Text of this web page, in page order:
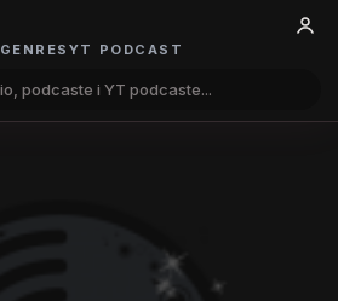
GENRES YT PODCAST